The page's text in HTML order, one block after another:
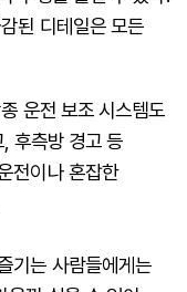
된 디테일은 모든
운전 보조 시스템도
후측방 경고 등
전이나 혼잡한
기는 사람들에게는